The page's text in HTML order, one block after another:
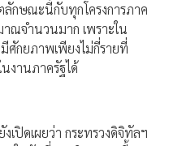
ลักษณะนี้กับทุกโครงการภาค
ณจำนวนมาก เพราะใน
ศักยภาพเพียงไม่กี่รายที่
งานภาครัฐได้
ปิดเผยว่า กระทรวงดิจิทัลฯ